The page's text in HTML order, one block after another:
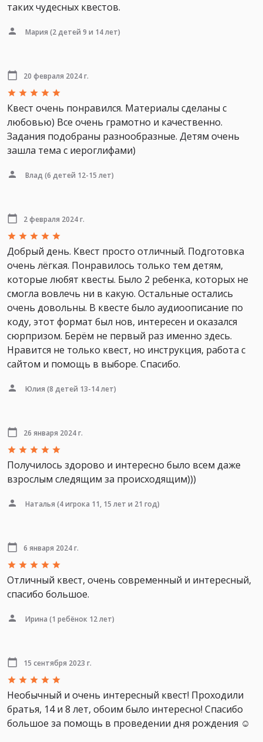
таких чудесных квестов.
Мария (2 детей 9 и 14 лет)
20 февраля 2024 г.
Квест очень понравился. Материалы сделаны с
любовью) Все очень грамотно и качественно.
Задания подобраны разнообразные. Детям очень
зашла тема с иероглифами)
Влад (6 детей 12-15 лет)
2 февраля 2024 г.
Добрый день. Квест просто отличный. Подготовка
очень лёгкая. Понравилось только тем детям,
которые любят квесты. Было 2 ребенка, которых не
смогла вовлечь ни в какую. Остальные остались
очень довольны. В квесте было аудиоописание по
коду, этот формат был нов, интересен и оказался
сюрпризом. Берём не первый раз именно здесь.
Нравится не только квест, но инструкция, работа с
сайтом и помощь в выборе. Спасибо.
Юлия (8 детей 13-14 лет)
26 января 2024 г.
Получилось здорово и интересно было всем даже
взрослым следящим за происходящим)))
Наталья (4 игрока 11, 15 лет и 21 год)
6 января 2024 г.
Отличный квест, очень современный и интересный,
спасибо большое.
Ирина (1 ребёнок 12 лет)
15 сентября 2023 г.
Необычный и очень интересный квест! Проходили
братья, 14 и 8 лет, обоим было интересно! Спасибо
большое за помощь в проведении дня рождения ☺